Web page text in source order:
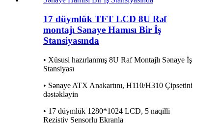
17 düymlük TFT LCD 8U Rəf
montajı Sənaye Hamısı Bir İş
Stansiyasında
• Xüsusi hazırlanmış 8U Raf Montajlı Sənaye İş
Stansiyası
• Sənaye ATX Anakartını, H110/H310 Çipsetini
dəstəkləyin
• 17 düymlük 1280*1024 LCD, 5 naqilli
Rezistiv Sensorlu Ekranla